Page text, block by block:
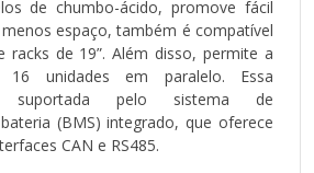
de chumbo-ácido, promove fácil
espaço, também é compatível
racks de 19”. Além disso, permite a
unidades em paralelo. Essa
suportada pelo sistema de
(BMS) integrado, que oferece
CAN e RS485.